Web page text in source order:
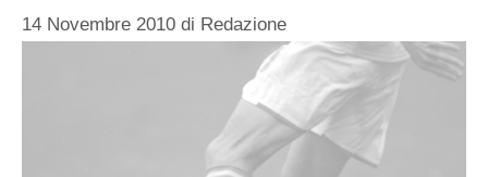
14 Novembre 2010 di Redazione